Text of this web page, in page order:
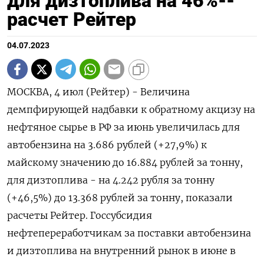
расчет Рейтер
04.07.2023
МОСКВА, 4 июл (Рейтер) - Величина
демпфирующей надбавки к обратному акцизу на
нефтяное сырье в РФ за июнь увеличилась для
автобензина на 3.686 рублей (+27,9%) к
майскому значению до 16.884 рублей за тонну,
для дизтоплива - на 4.242 рубля за тонну
(+46,5%) до 13.368 рублей за тонну, показали
расчеты Рейтер. Госсубсидия
нефтепереработчикам за поставки автобензина
и дизтоплива на внутренний рынок в июне в